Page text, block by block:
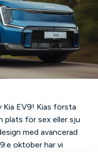
Kia EV9! Kias första
plats för sex eller sju
med avancerad
oktober har vi